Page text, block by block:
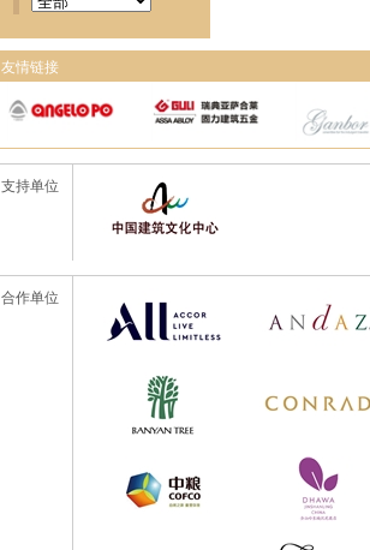
友情链接
支持单位
合作单位